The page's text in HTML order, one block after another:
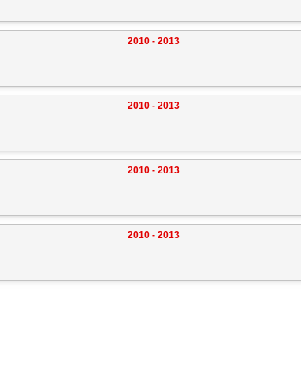
2010 - 2013
2010 - 2013
2010 - 2013
2010 - 2013